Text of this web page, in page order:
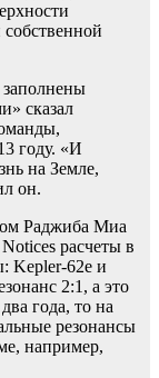
сказал
году. «И
на Земле,
он.
Раджиба Миа
расчеты в
Kepler-62e и
2:1, а это
года, то на
резонансы
например,